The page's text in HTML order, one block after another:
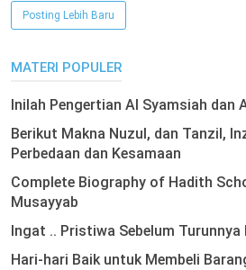
Posting Lebih Baru
MATERI POPULER
Inilah Pengertian Al Syamsiah dan
Berikut Makna Nuzul, dan Tanzil,
Perbedaan dan Kesamaan
Complete Biography of Hadith
Musayyab
Ingat .. Pristiwa Sebelum Turunnya
Hari-hari Baik untuk Membeli